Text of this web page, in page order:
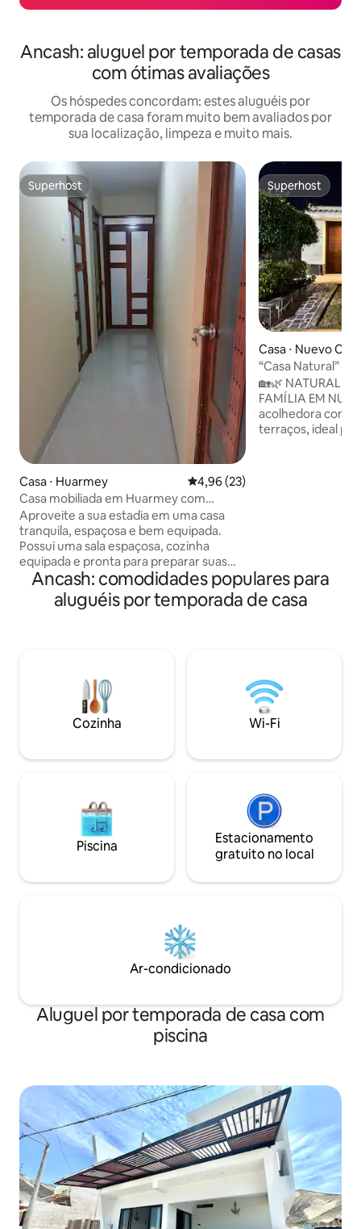
Ancash: aluguel por temporada de casas
com ótimas avaliações
Os hóspedes concordam: estes aluguéis por
temporada de casa foram muito bem avaliados por
sua localização, limpeza e muito mais.
Superhost
Superhost
Casa ⋅ Huarmey 4,96 de uma avaliação média
4,96 (23)
Casa mobiliada em Huarmey com
garagem
Aproveite a sua estadia em uma casa
tranquila, espaçosa e bem equipada.
Possui uma sala espaçosa, cozinha
equipada e pronta para preparar suas
refeições, três quartos com TV para seu
entretenimento, além de ventiladores, e
dois banheiros completos com água
que buscam tranquilidade e conforto
Estamos localizados a 10 minutos da
Plaza de Armas de Huarmey.
Superhost
Superhost
Casa ⋅ Nuevo
“Casa Natural”
🏡🌿 NATURAL
FAMÍLIA EM NUEVO
acolhedora com
terraços, ideal
agradável
Ancash: comodidades populares para
aluguéis por temporada de casa
Cozinha Wi-Fi
Piscina
Estacionamento
gratuito no local
Ar-condicionado
Aluguel por temporada de casa com
piscina